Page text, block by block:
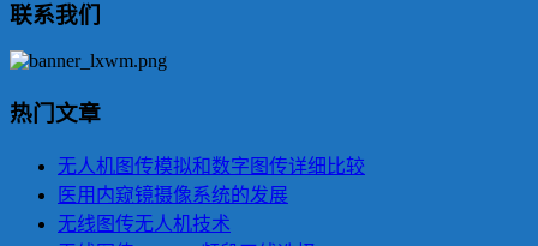
联系我们
热门文章
无人机图传模拟和数字图传详细比较
医用内窥镜摄像系统的发展
无线图传无人机技术